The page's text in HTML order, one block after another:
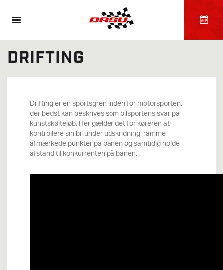
DRIFTING
Drifting er en sportsgren inden for motorsporten,
der bedst kan beskrives som bilsportens svar på
kunstskøjteløb. Her gælder det for køreren at
kontrollere sin bil under udskridning, ramme
afmærkede punkter på banen og samtidig holde
afstand til konkurrenten på banen.